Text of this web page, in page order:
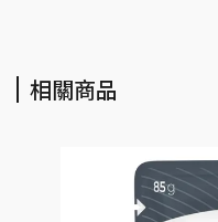
相關商品